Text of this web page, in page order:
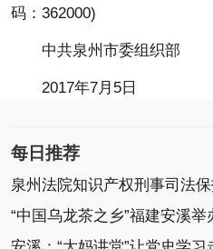
码：362000)
中共泉州市委组织部
2017年7月5日
每日推荐
“中国乌龙茶之乡”福建安溪举